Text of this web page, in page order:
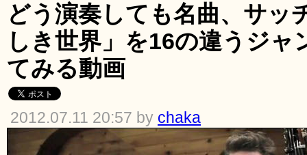
どう演奏しても名曲、サッ
しき世界」を16の違うジャ
てみる動画
2012.07.11 20:57 by chaka